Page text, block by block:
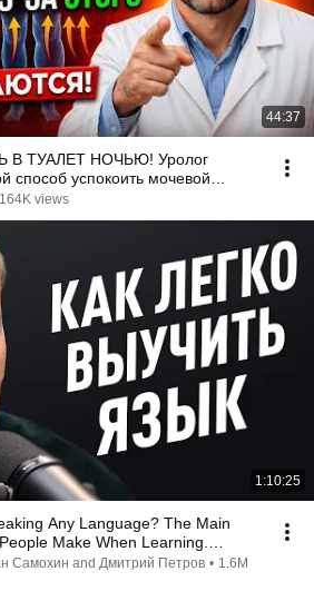
44:37
В ТУАЛЕТ НОЧЬЮ! Уролог
способ успокоить мочевой
164K views
1:10:25
Any Language? The Main
Make When Learning.
Самохин and Дмитрий Петров • 1.6M